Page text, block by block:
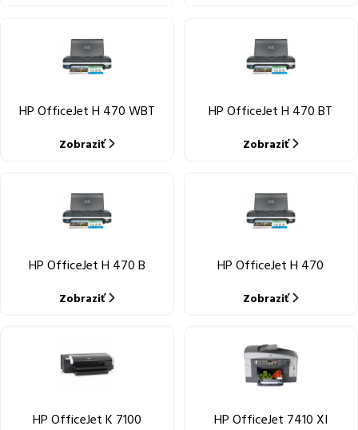
HP OfficeJet H 470 WBT
Zobraziť
HP OfficeJet H 470 BT
Zobraziť
HP OfficeJet H 470 B
Zobraziť
HP OfficeJet H 470
Zobraziť
HP OfficeJet K 7100 HP OfficeJet 7410 XI